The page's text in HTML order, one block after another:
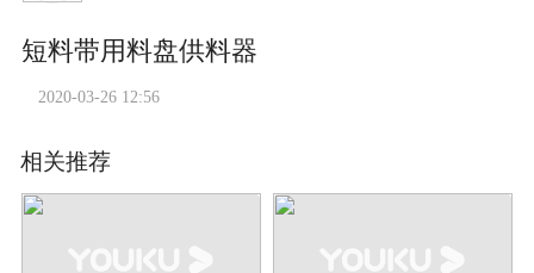
短料带用料盘供料器
2020-03-26 12:56
相关推荐